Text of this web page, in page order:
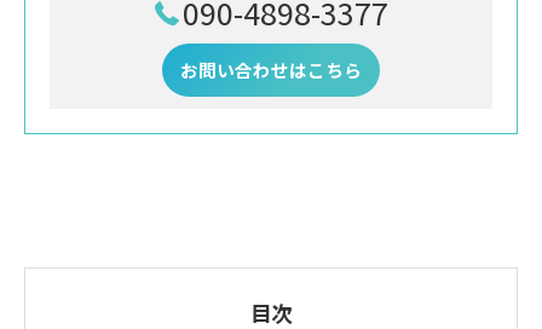
090-4898-3377
お問い合わせはこちら
目次